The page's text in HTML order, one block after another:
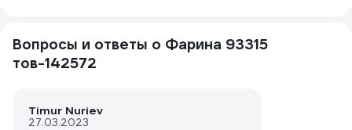
Вопросы и ответы о Фарина 93315
тов-142572
Timur Nuriev
27.03.2023